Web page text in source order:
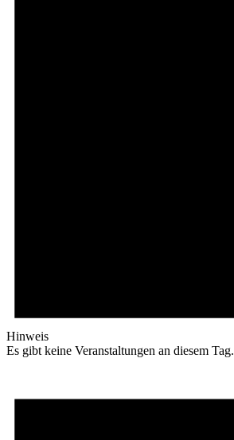
Hinweis
Es gibt keine Veranstaltungen an diesem Tag.